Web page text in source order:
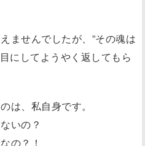
ませんでしたが、”その魂は
にしてようやく返してもら
は、私自身です。
いの？
の？！